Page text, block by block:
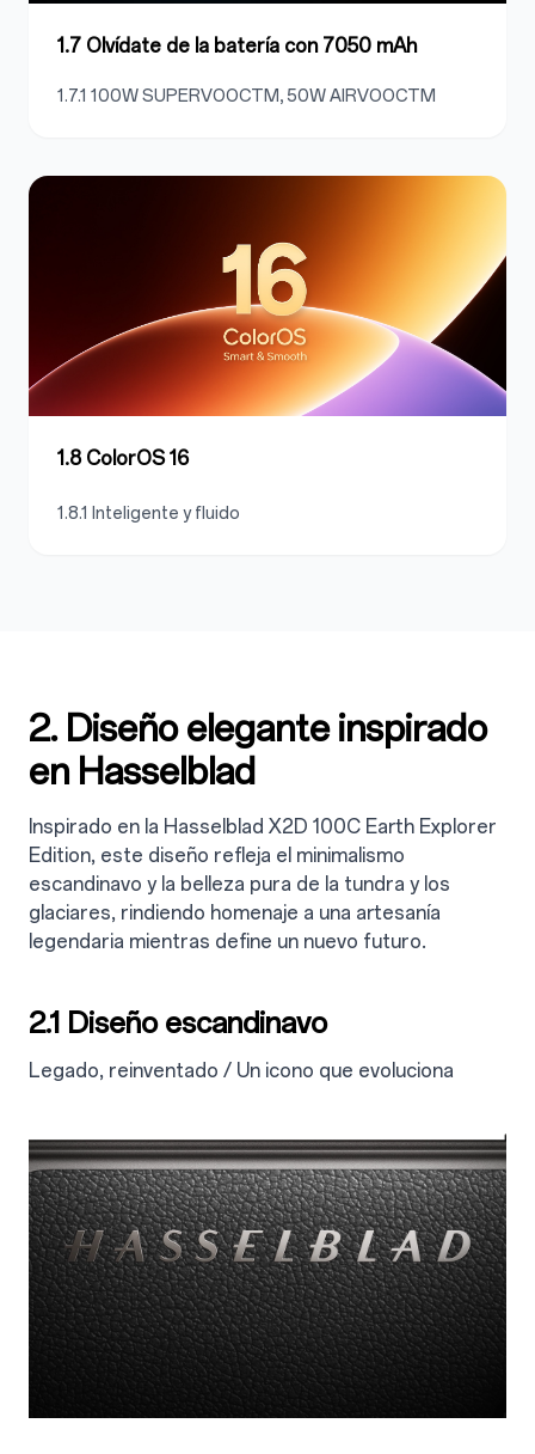
1.7 Olvídate de la batería con 7050 mAh
1.7.1 100W SUPERVOOCTM, 50W AIRVOOCTM
1.8 ColorOS 16
1.8.1 Inteligente y fluido
2. Diseño elegante inspirado
en Hasselblad
Inspirado en la Hasselblad X2D 100C Earth Explorer
Edition, este diseño refleja el minimalismo
escandinavo y la belleza pura de la tundra y los
glaciares, rindiendo homenaje a una artesanía
legendaria mientras define un nuevo futuro.
2.1 Diseño escandinavo
Legado, reinventado / Un icono que evoluciona